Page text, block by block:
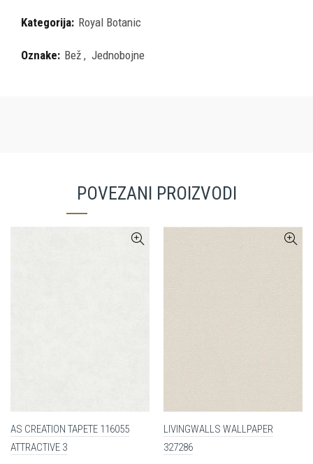
Kategorija: Royal Botanic
Oznake: Bež , Jednobojne
POVEZANI PROIZVODI
AS CREATION TAPETE 116055
ATTRACTIVE 3
LIVINGWALLS WALLPAPER
327286